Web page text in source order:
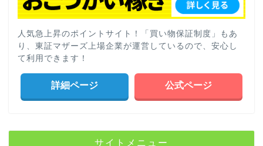
人気急上昇のポイントサイト！「買い物保証制度」もあ
り、東証マザーズ上場企業が運営しているので、安心し
て利用できます！
詳細ページ 公式ページ
サイトメニュー